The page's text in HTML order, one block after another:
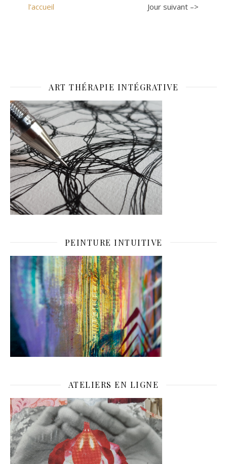
l’accueil Jour suivant –>
ART THÉRAPIE INTÉGRATIVE
PEINTURE INTUITIVE
ATELIERS EN LIGNE